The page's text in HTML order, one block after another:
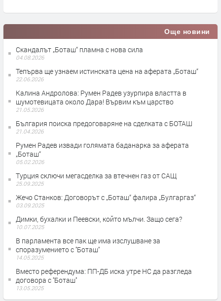
Още новини
Скандалът „Боташ“ пламна с нова сила
04.08.2026
Тепърва ще узнаем истинската цена на аферата „Боташ“
22.06.2026
Калина Андролова: Румен Радев узурпира властта в
шумотевицата около Дара! Вървим към царство
21.05.2026
България поиска предоговаряне на сделката с БОТАШ
21.04.2026
Румен Радев извади голямата баданарка за аферата
„Боташ“
05.02.2026
Турция сключи мегасделка за втечнен газ от САЩ
25.09.2025
Жечо Станков: Договорът с „Боташ“ фалира „Булгаргаз“
03.09.2025
Димки, бухалки и Пеевски, който мълчи. Защо сега?
10.07.2025
В парламента все пак ще има изслушване за
споразумението с ''Боташ''
14.05.2025
Вместо референдума: ПП-ДБ иска утре НС да разгледа
договора с ''Боташ''
13.05.2025